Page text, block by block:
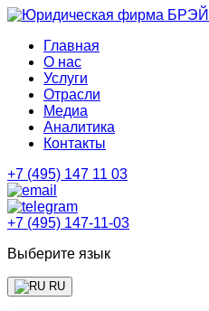
Главная
О нас
Услуги
Отрасли
Медиа
Аналитика
Контакты
+7 (495) 147 11 03
+7 (495) 147-11-03
Выберите язык
RU